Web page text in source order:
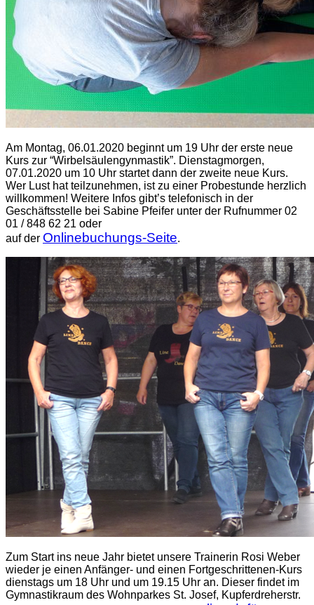
Am Montag, 06.01.2020 beginnt um 19 Uhr der erste neue
Kurs zur “Wirbelsäulengynmastik”. Dienstagmorgen,
07.01.2020 um 10 Uhr startet dann der zweite neue Kurs.
Wer Lust hat teilzunehmen, ist zu einer Probestunde herzlich
willkommen! Weitere Infos gibt’s telefonisch in der
Geschäftsstelle bei Sabine Pfeifer unter der Rufnummer 02
01 / 848 62 21 oder
auf der Onlinebuchungs-Seite.
Zum Start ins neue Jahr bietet unsere Trainerin Rosi Weber
wieder je einen Anfänger- und einen Fortgeschrittenen-Kurs
dienstags um 18 Uhr und um 19.15 Uhr an. Dieser findet im
Gymnastikraum des Wohnparkes St. Josef, Kupferdreherstr.